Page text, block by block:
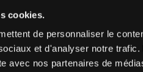
cookies.
de personnaliser le
et d'analyser notre
avec nos partenaires de